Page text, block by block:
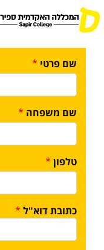
שם פרטי
שם משפחה
טלפון
כתובת דוא"ל